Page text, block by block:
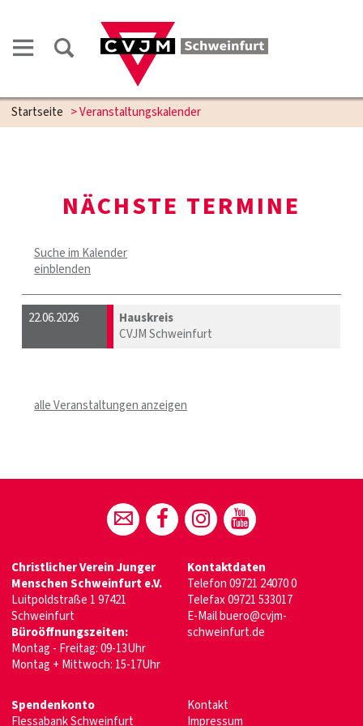
Startseite > Veranstaltungskalender
NÄCHSTE TERMINE
Suche im Kalender
einblenden
22.06.2026
Hauskreis
CVJM Schweinfurt
alle Veranstaltungen anzeigen
Christlicher Verein Junger
MenschenSchweinfurt e.V.
Luitpoldstraße 1 97421
Schweinfurt
Büroöffnungszeiten:
Montag - Freitag: 09-13Uhr
Montag + Mittwoch: 15-17Uhr
Kontaktdaten
Telefon09721 24070 0
Telefax 09721 533017
E-Mailbuero@cvjm-
schweinfurt.de
Spendenkonto
Flessabank Schweinfurt
Kontakt
Impressum